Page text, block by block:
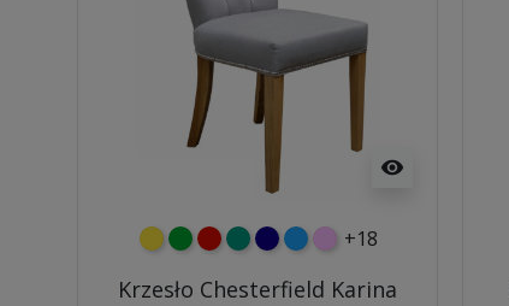
visibility
żółtyzielonyczerwony
turkusowy
granatowy
niebieski
różowy
+18
Krzesło Chesterfield Karina